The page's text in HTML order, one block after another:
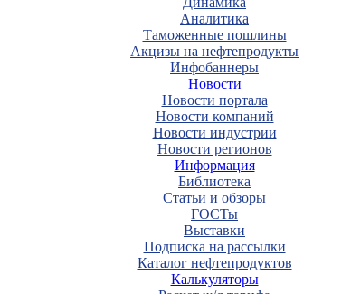
Аналитика
Таможенные пошлины
Акцизы на нефтепродукты
Инфобаннеры
Новости
Новости портала
Новости компаний
Новости индустрии
Новости регионов
Информация
Библиотека
Статьи и обзоры
ГОСТы
Выставки
Подписка на рассылки
Каталог нефтепродуктов
Калькуляторы